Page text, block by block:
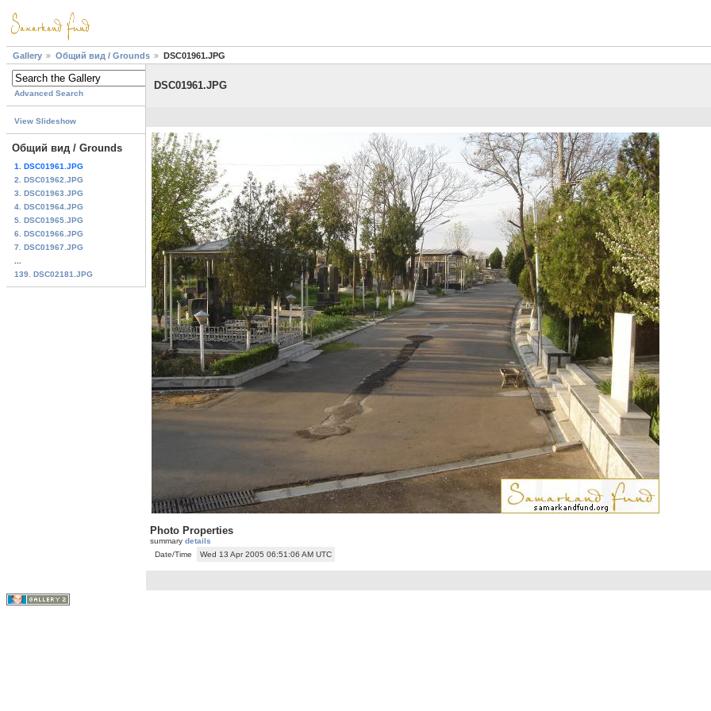
Gallery Общий вид / Grounds DSC01961.JPG
Advanced Search
View Slideshow
Общий вид / Grounds
1. DSC01961.JPG
2. DSC01962.JPG
3. DSC01963.JPG
4. DSC01964.JPG
5. DSC01965.JPG
6. DSC01966.JPG
7. DSC01967.JPG
139. DSC02181.JPG
DSC01961.JPG
Photo Properties
summary details
Date/Time
Wed 13 Apr 2005 06:51:06 AM UTC